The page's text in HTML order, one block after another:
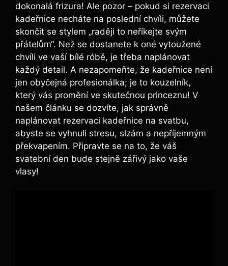
dokonalá frizura!‌ Ale pozor – pokud si ⁤rezervaci
kadeřnice necháte na​ poslední chvíli, můžete
skončit se stylem „raději to neříkejte svým
přátelům“. Než se dostanete ⁢k oné vytoužené
‌chvíli ve vaší bílé róbě, je třeba naplánovat
‌každý detail. A nezapomeňte, že kadeřnice‍ není
jen obyčejná ‍profesionálka; je to kouzelník,
který vás promění ve ⁣skutečnou princeznu! V
našem článku⁤ se dozvíte, jak správně
naplánovat rezervaci kadeřnice na svatbu,
abyste se vyhnuli stresu, slzám a nepříjemným
překvapením. Připravte se na to, že ​váš
svatební den bude stejně zářivý jako vaše
vlasy!